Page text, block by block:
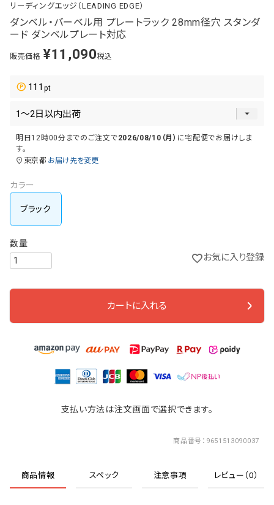
リーディングエッジ（LEADING EDGE）
ダンベル・バーベル用 プレートラック 28mm径穴 スタンダ
ード ダンベルプレート対応
販売価格 ¥11,090税込
111
明日12時00分 までのご注文で2026/08/10（月） に宅配便でお届けしま
す。
東京都 お届け先を変更
カラー
ブラック
お気に入り登録
カートに入れる
支払い方法は注文画面で選択できます。
商品番号 9651513090037
商品情報 スペック 注意事項 レビュー（0）